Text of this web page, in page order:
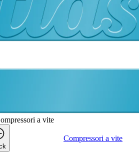
a vite
Compressori a vite